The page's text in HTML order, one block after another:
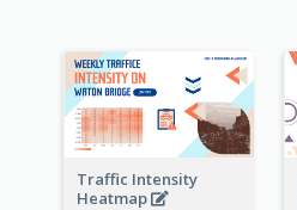
Traffic Intensity
Heatmap